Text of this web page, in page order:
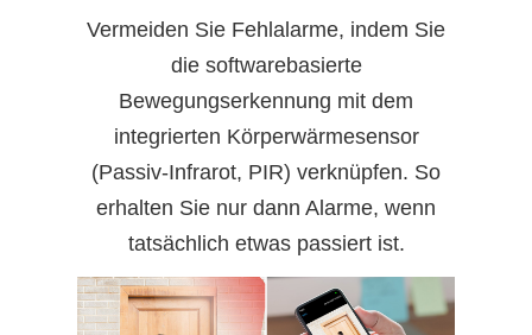
Vermeiden Sie Fehlalarme, indem Sie
die softwarebasierte
Bewegungserkennung mit dem
integrierten Körperwärmesensor
(Passiv-Infrarot, PIR) verknüpfen. So
erhalten Sie nur dann Alarme, wenn
tatsächlich etwas passiert ist.